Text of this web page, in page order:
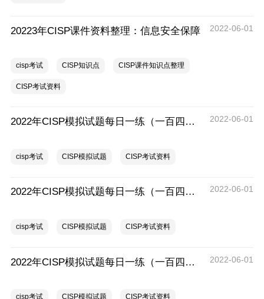
20223年CISP课件资料整理：信息安全保障 2022-06-01
cisp考试 CISP知识点 CISP课件知识点整理
CISP考试资料
2022年CISP模拟试题每日一练（一百四十七） 2022-06-01
cisp考试 CISP模拟试题 CISP考试资料
2022年CISP模拟试题每日一练（一百四十六） 2022-06-01
cisp考试 CISP模拟试题 CISP考试资料
2022年CISP模拟试题每日一练（一百四十五） 2022-06-01
cisp考试 CISP模拟试题 CISP考试资料